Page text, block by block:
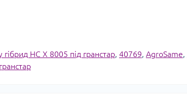
НС Х 8005 під гранстар, 40769, AgroSame,